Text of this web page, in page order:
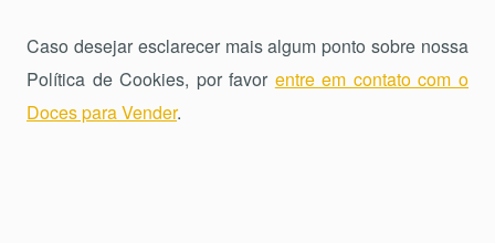
Caso desejar esclarecer mais algum ponto sobre nossa
Política de Cookies, por favor entre em contato com o
Doces para Vender.